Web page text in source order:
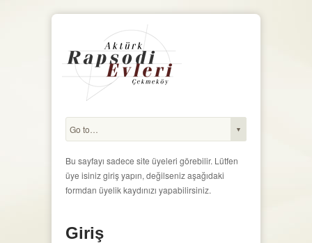
Bu sayfayı sadece site üyeleri görebilir. Lütfen
üye isiniz giriş yapın, değilseniz aşağıdaki
formdan üyelik kaydınızı yapabilirsiniz.
Giriş